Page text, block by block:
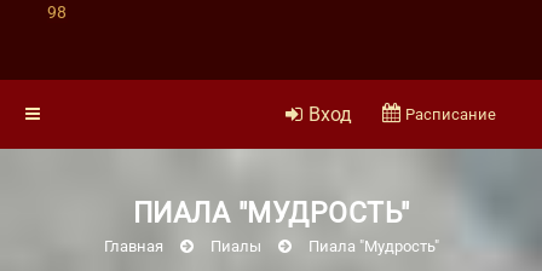
98
Вход Расписание
ПИАЛА "МУДРОСТЬ"
Главная Пиалы Пиала "Мудрость"